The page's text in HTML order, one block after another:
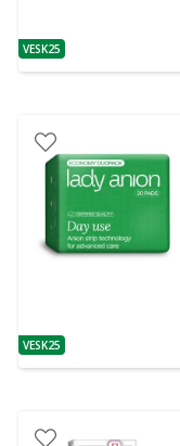
patarimas
VESK25
patarimas
VESK25